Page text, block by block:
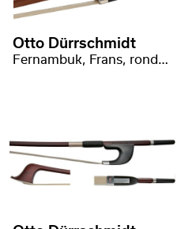
Otto Dürrschmidt
Fernambuk, Frans, ronde stang